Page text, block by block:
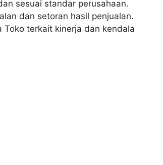
sesuai standar perusahaan.
dan setoran hasil penjualan.
Toko terkait kinerja dan kendala